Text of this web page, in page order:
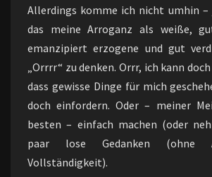
Allerdings komme ich nicht umhin
das meine Arroganz als weiße,
emanzipiert erzogene und gut
„Orrrr“ zu denken. Orrr, ich kann
dass gewisse Dinge für mich
doch einfordern. Oder – meiner
besten – einfach machen (oder
paar lose Gedanken (ohne
Vollständigkeit).